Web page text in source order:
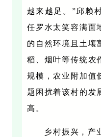
越来越足。”邱赖
任罗水太笑容满面
的自然环境且土壤
稻、烟叶等传统农
规模，农业附加值
题困扰着该村的发
高。
乡村振兴，产